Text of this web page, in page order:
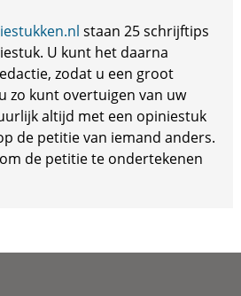
staan 25 schrijftips
U kunt het daarna
zodat u een groot
zo kunt overtuigen van uw
altijd met een opiniestuk
de petitie van iemand anders.
de petitie te ondertekenen